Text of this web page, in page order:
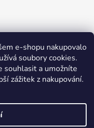
e-shopu nakupovalo
soubory cookies.
souhlasit a umožníte
zážitek z nakupování.